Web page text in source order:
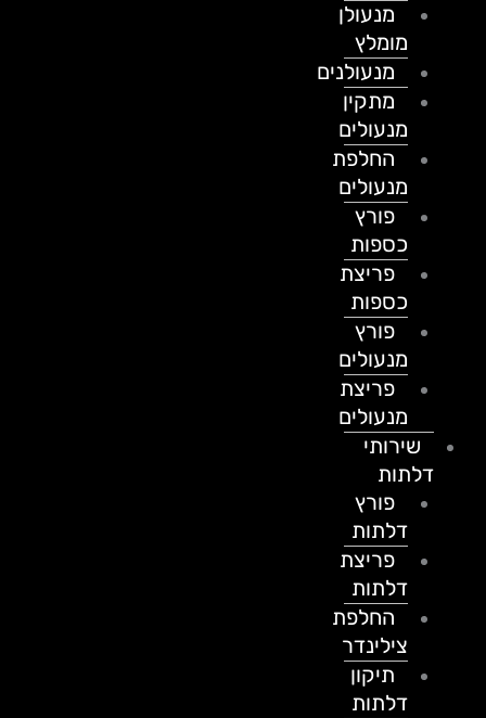
מנעולן
מומלץ
מנעולנים
מתקין
מנעולים
החלפת
מנעולים
פורץ
כספות
פריצת
כספות
פורץ
מנעולים
פריצת
מנעולים
שירותי
דלתות
פורץ
דלתות
פריצת
דלתות
החלפת
צילינדר
תיקון
דלתות